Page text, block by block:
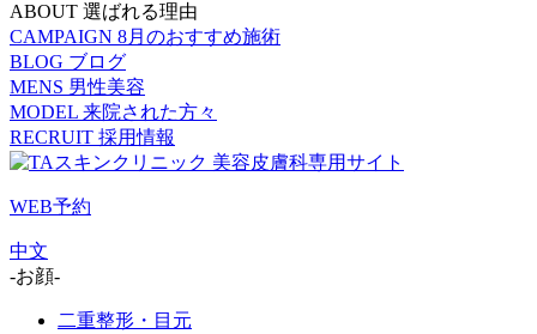
ABOUT 選ばれる理由
CAMPAIGN 8月のおすすめ施術
BLOG ブログ
MENS 男性美容
MODEL 来院された方々
RECRUIT 採用情報
WEB予約
中文
-お顔-
二重整形・目元